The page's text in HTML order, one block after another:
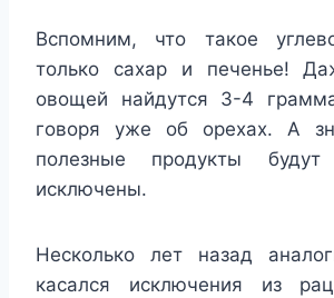
Вспомним, что такое
только сахар и печенье!
овощей найдутся 3-4
говоря уже об орехах. А
полезные продукты будут
исключены.
Несколько лет назад
касался исключения из